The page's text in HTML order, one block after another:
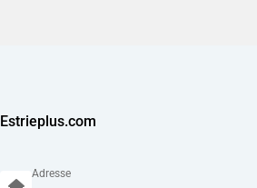
Estrieplus.com
Adresse